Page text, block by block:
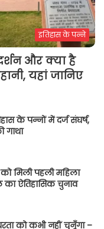
इतिहास के पन्ने
और क्या है
यहां जानिए
के पन्नों में दर्ज संघर्ष,
गाथा
मिली पहली महिला
का ऐतिहासिक चुनाव
को कभी नहीं चुनूँगा –